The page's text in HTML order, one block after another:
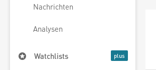
Nachrichten
Analysen
Watchlists